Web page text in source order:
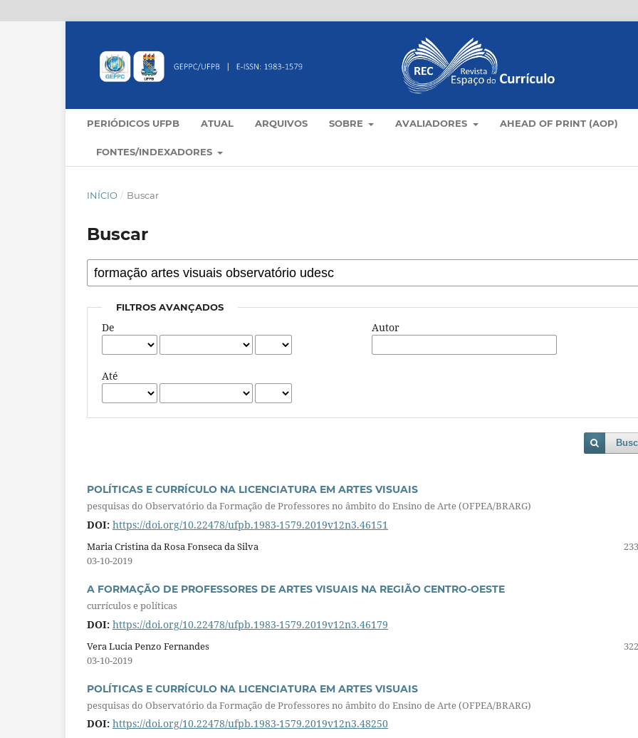
PERIÓDICOS UFPB ATUAL ARQUIVOS SOBRE AVALIADORES AHEAD OF PRINT (AOP)
FONTES/INDEXADORES
INÍCIO / Buscar
Buscar
FILTROS AVANÇADOS
De
Até
Autor
POLÍTICAS E CURRÍCULO NA LICENCIATURA EM ARTES VISUAIS
pesquisas do Observatório da Formação de Professores no âmbito do Ensino de Arte (OFPEA/BRARG)
DOI: https://doi.org/10.22478/ufpb.1983-1579.2019v12n3.46151
Maria Cristina da Rosa Fonseca da Silva
03-10-2019
A FORMAÇÃO DE PROFESSORES DE ARTES VISUAIS NA REGIÃO CENTRO-OESTE
currículos e políticas
DOI: https://doi.org/10.22478/ufpb.1983-1579.2019v12n3.46179
Vera Lucia Penzo Fernandes
03-10-2019
POLÍTICAS E CURRÍCULO NA LICENCIATURA EM ARTES VISUAIS
pesquisas do Observatório da Formação de Professores no âmbito do Ensino de Arte (OFPEA/BRARG)
DOI: https://doi.org/10.22478/ufpb.1983-1579.2019v12n3.48250